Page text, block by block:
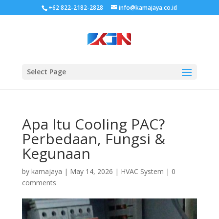
+62 822-2182-2828 info@kamajaya.co.id
Select Page
Apa Itu Cooling PAC?
Perbedaan, Fungsi &
Kegunaan
by kamajaya | May 14, 2026 | HVAC System | 0
comments